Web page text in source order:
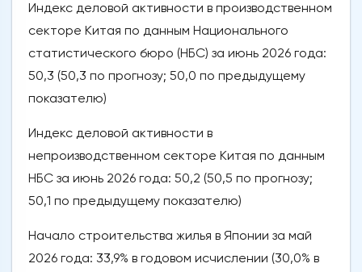
Индекс деловой активности в производственном
секторе Китая по данным Национального
статистического бюро (НБС) за июнь 2026 года:
50,3 (50,3 по прогнозу; 50,0 по предыдущему
показателю)
Индекс деловой активности в
непроизводственном секторе Китая по данным
НБС за июнь 2026 года: 50,2 (50,5 по прогнозу;
50,1 по предыдущему показателю)
Начало строительства жилья в Японии за май
2026 года: 33,9% в годовом исчислении (30,0% в